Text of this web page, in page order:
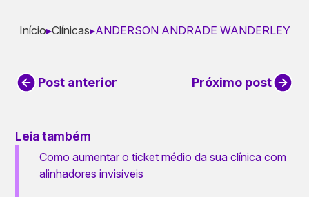
Início▸Clínicas▸ANDERSON ANDRADE WANDERLEY
Post anterior Próximo post
Leia também
Como aumentar o ticket médio da sua clínica com
alinhadores invisíveis